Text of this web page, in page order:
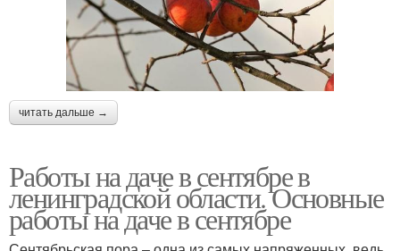
читать дальше →
Работы на даче в сентябре в
ленинградской области. Основные
работы на даче в сентябре